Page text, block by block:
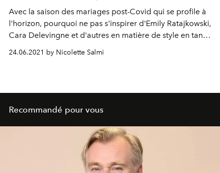
Avec la saison des mariages post-Covid qui se profile à
l'horizon, pourquoi ne pas s'inspirer d'Emily Ratajkowski,
Cara Delevingne et d'autres en matière de style en tant
24.06.2021 by Nicolette Salmi
Recommandé pour vous